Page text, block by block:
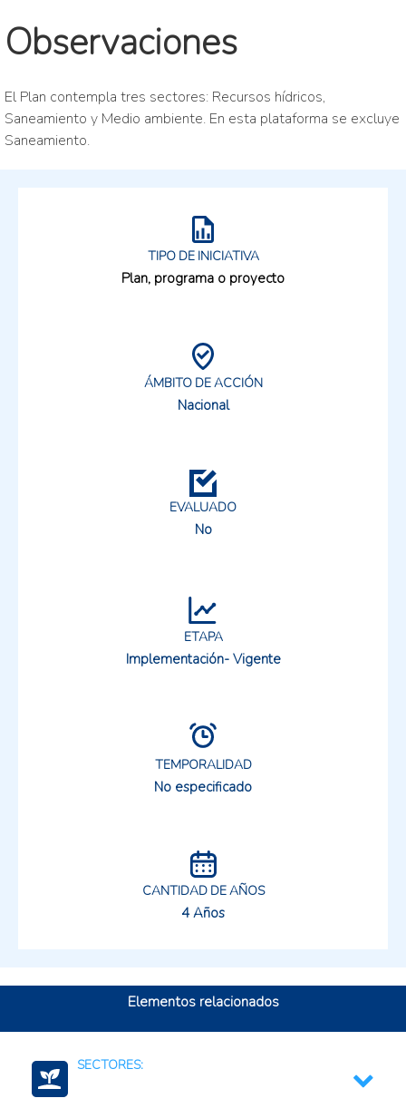
Observaciones
El Plan contempla tres sectores: Recursos hídricos,
Saneamiento y Medio ambiente. En esta plataforma se excluye
Saneamiento.
TIPO DE INICIATIVA
Plan, programa o proyecto
ÁMBITO DE ACCIÓN
Nacional
EVALUADO
No
ETAPA
Implementación- Vigente
TEMPORALIDAD
No especificado
CANTIDAD DE AÑOS
4 Años
Elementos relacionados
SECTORES: